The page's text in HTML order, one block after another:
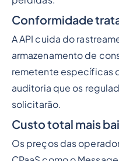
Conformidade
A API cuida do
armazenamento de
remetente específicas
auditoria que os
solicitarão.
Custo total mais
Os preços das